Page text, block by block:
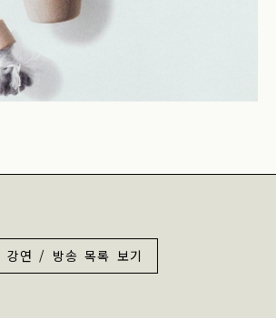
강연 / 방송 목록 보기